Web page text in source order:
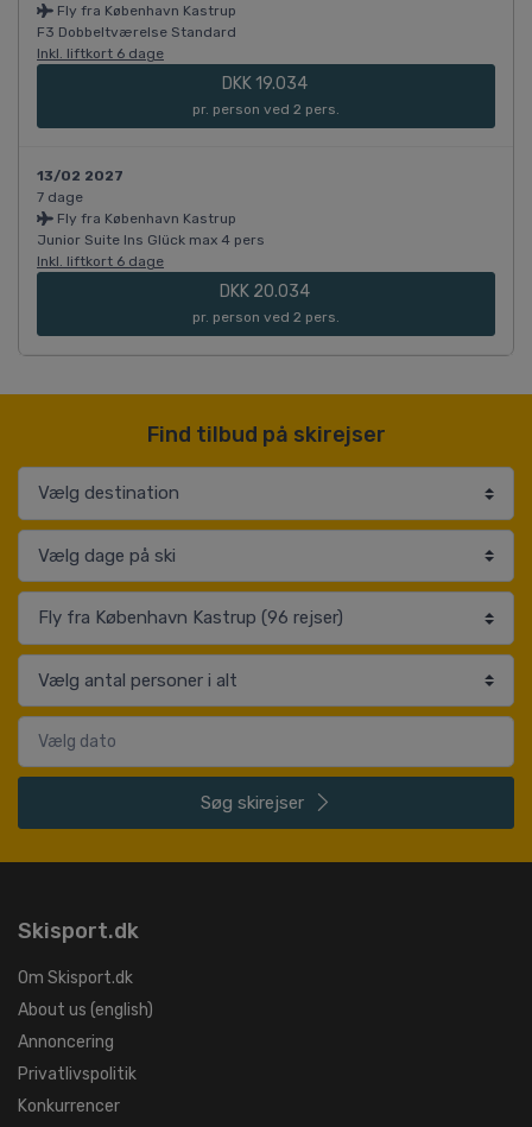
Fly fra København Kastrup
F3 Dobbeltværelse Standard
Inkl. liftkort 6 dage
DKK 19.034
pr. person ved 2 pers.
13/02 2027
7 dage
Fly fra København Kastrup
Junior Suite Ins Glück max 4 pers
Inkl. liftkort 6 dage
DKK 20.034
pr. person ved 2 pers.
Find tilbud på skirejser
Søg skirejser
Skisport.dk
Om Skisport.dk
About us (english)
Annoncering
Privatlivspolitik
Konkurrencer